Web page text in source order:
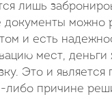
лишь
документы можно
и есть
мест,
Это и является
причине